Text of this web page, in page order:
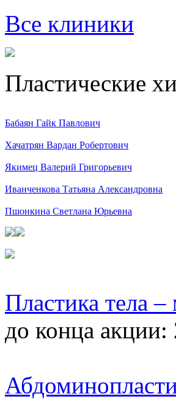
Все клиники
Пластические
Бабаян Гайк Павлович
Хачатрян Вардан Робертович
Якимец Валерий Григорьевич
Иванченкова Татьяна Александровна
Пшонкина Светлана Юрьевна
Пластика тела
до конца акции: